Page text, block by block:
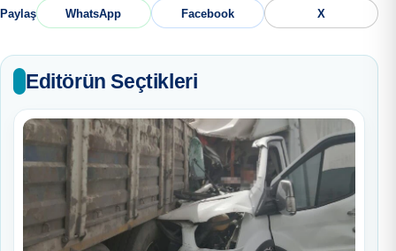
Paylaş WhatsApp Facebook X
Editörün Seçtikleri